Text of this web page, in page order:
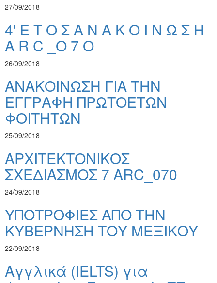
27/09/2018
4' Ε Τ Ο Σ Α Ν Α Κ Ο Ι Ν Ω Σ Η
A R C _Ο 7 Ο
26/09/2018
ΑΝΑΚΟΙΝΩΣΗ ΓΙΑ ΤΗΝ
ΕΓΓΡΑΦΗ ΠΡΩΤΟΕΤΩΝ
ΦΟΙΤΗΤΩΝ
25/09/2018
ΑΡΧΙΤΕΚΤΟΝΙΚΟΣ
ΣΧΕΔΙΑΣΜΟΣ 7 ARC_070
24/09/2018
ΥΠΟΤΡΟΦΙΕΣ ΑΠΟ ΤΗΝ
ΚΥΒΕΡΝΗΣΗ ΤΟΥ ΜΕΞΙΚΟΥ
22/09/2018
Αγγλικά (IELTS) για